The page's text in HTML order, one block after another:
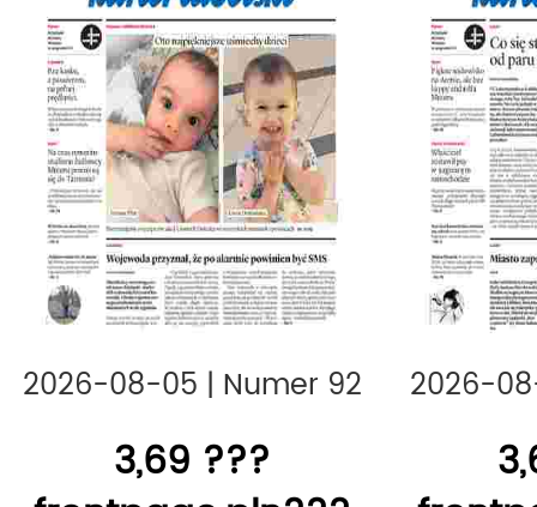
2026-08-05 | Numer 92
3,69 ???
2026-